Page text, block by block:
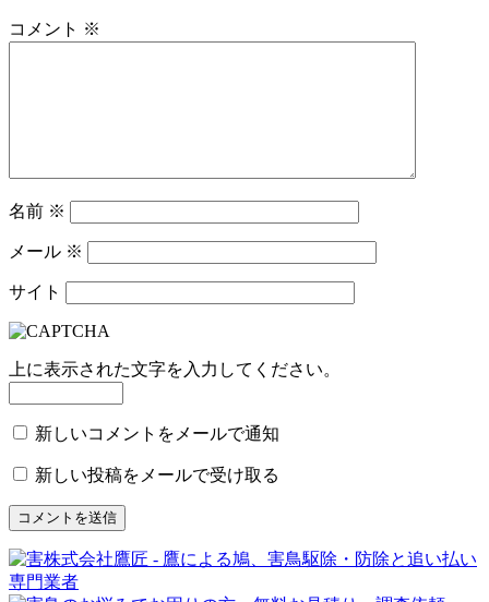
ゲ
コメント ※
名前 ※
メール ※
サイト
上に表示された文字を入力してください。
新しいコメントをメールで通知
新しい投稿をメールで受け取る